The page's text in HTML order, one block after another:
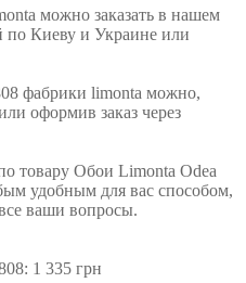
можно заказать в нашем
по Киеву и Украине или
фабрики limonta можно,
оформив заказ через
товару Обои Limonta Odea
удобным для вас способом,
ваши вопросы.
1 335 грн